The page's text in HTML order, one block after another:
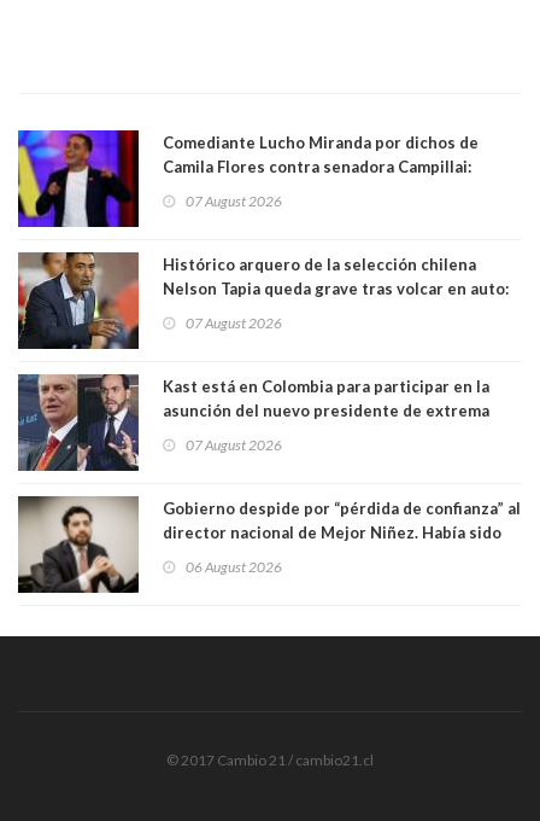
Comediante Lucho Miranda por dichos de
Camila Flores contra senadora Campillai:
forma de quitar dignidad"
07 August 2026
Histórico arquero de la selección chilena
Nelson Tapia queda grave tras volcar en auto:
07 August 2026
Kast está en Colombia para participar en la
asunción del nuevo presidente de extrema
07 August 2026
Gobierno despide por “pérdida de confianza” al
director nacional de Mejor Niñez. Había sido
06 August 2026
© 2017 Cambio 21 / cambio21.cl